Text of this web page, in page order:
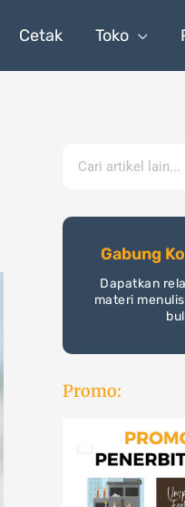
Cetak Toko
Gabung
Dapatkan
materi
Promo: